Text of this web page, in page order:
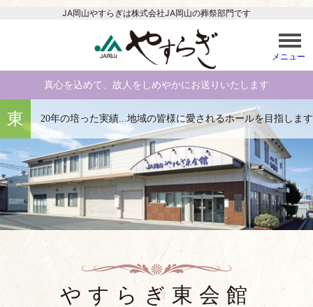
JA岡山やすらぎは株式会社JA岡山の葬祭部門です
真心を込めて、故人をしめやかにお送りいたします
東 20年の培った実績...地域の皆様に愛されるホールを目指します
やすらぎ東会館